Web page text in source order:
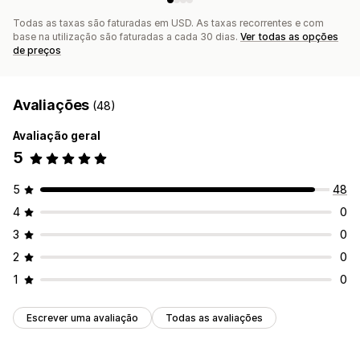
Todas as taxas são faturadas em USD. As taxas recorrentes e com
base na utilização são faturadas a cada 30 dias. Ver todas as opções
de preços
Avaliações (48)
Avaliação geral
5
5
48
4
0
3
0
2
0
1
0
Escrever uma avaliação Todas as avaliações